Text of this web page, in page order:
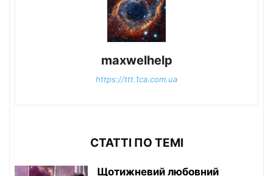
maxwelhelp
https://ttt.1ca.com.ua
СТАТТІ ПО ТЕМІ
Щотижневий любовний